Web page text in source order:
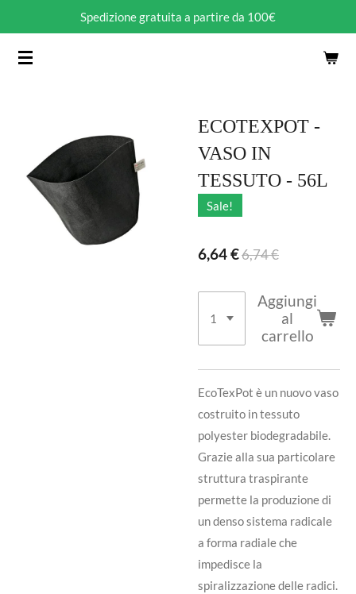
contenuto
Spedizione gratuita a partire da 100€
ECOTEXPOT -
VASO IN
TESSUTO - 56L
Sale!
6,64 €6,74 €
Aggiungi
al
carrello
EcoTexPot è un nuovo vaso
costruito in tessuto
polyester biodegradabile.
Grazie alla sua particolare
struttura traspirante
permette la produzione di
un denso sistema radicale
a forma radiale che
impedisce la
spiralizzazione delle radici.